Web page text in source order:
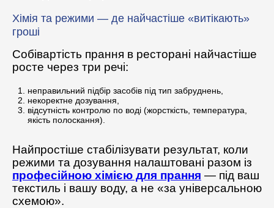
Хімія та режими — де найчастіше «витікають»
гроші
Собівартість прання в ресторані найчастіше
росте через три речі:
неправильний підбір засобів під тип забруднень,
некоректне дозування,
відсутність контролю по воді (жорсткість, температура,
якість полоскання).
Найпростіше стабілізувати результат, коли
режими та дозування налаштовані разом із
професійною хімією для прання — під ваш
текстиль і вашу воду, а не «за універсальною
схемою».